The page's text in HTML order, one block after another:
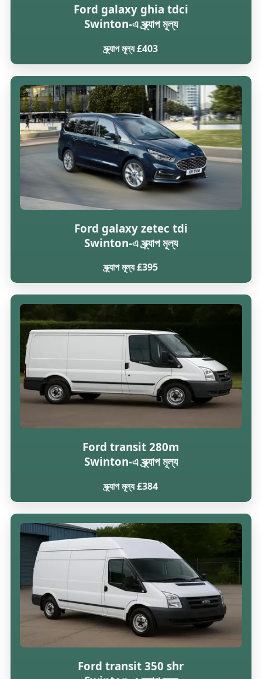
Ford galaxy ghia tdci
Swinton-এ স্ক্র্যাপ মূল্য
স্ক্র্যাপ মূল্য £403
Ford galaxy zetec tdi
Swinton-এ স্ক্র্যাপ মূল্য
স্ক্র্যাপ মূল্য £395
Ford transit 280m
Swinton-এ স্ক্র্যাপ মূল্য
স্ক্র্যাপ মূল্য £384
Ford transit 350 shr